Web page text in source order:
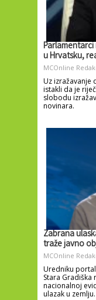
u Hrvatsku,
MCOnline
Uz izražavanje
istakli da je
slobodu
novinara.
Zabrana
traže javno
MCOnline
Uredniku
Stara Gradiška
nacionalnoj
ulazak u zemlju.